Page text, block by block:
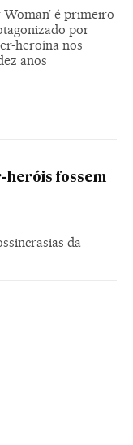
Woman’ é primeiro
por
heroína nos
anos
heróis fossem
da